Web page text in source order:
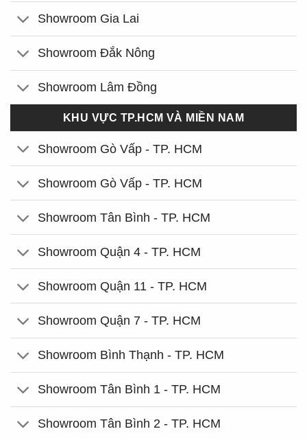
Showroom Gia Lai
Showroom Đắk Nông
Showroom Lâm Đồng
KHU VỰC TP.HCM VÀ MIỀN NAM
Showroom Gò Vấp - TP. HCM
Showroom Gò Vấp - TP. HCM
Showroom Tân Bình - TP. HCM
Showroom Quận 4 - TP. HCM
Showroom Quận 11 - TP. HCM
Showroom Quận 7 - TP. HCM
Showroom Bình Thạnh - TP. HCM
Showroom Tân Bình 1 - TP. HCM
Showroom Tân Bình 2 - TP. HCM